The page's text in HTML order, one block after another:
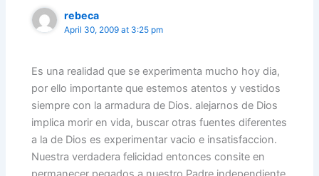
rebeca
April 30, 2009 at 3:25 pm
Es una realidad que se experimenta mucho hoy dia,
por ello importante que estemos atentos y vestidos
siempre con la armadura de Dios. alejarnos de Dios
implica morir en vida, buscar otras fuentes diferentes
a la de Dios es experimentar vacio e insatisfaccion.
Nuestra verdadera felicidad entonces consite en